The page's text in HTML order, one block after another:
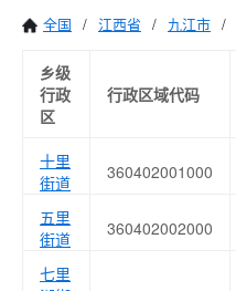
全国 / 江西省 / 九江市 /
乡级
行政
区
行政区域代码
十里
街道
360402001000
五里
街道
360402002000
七里